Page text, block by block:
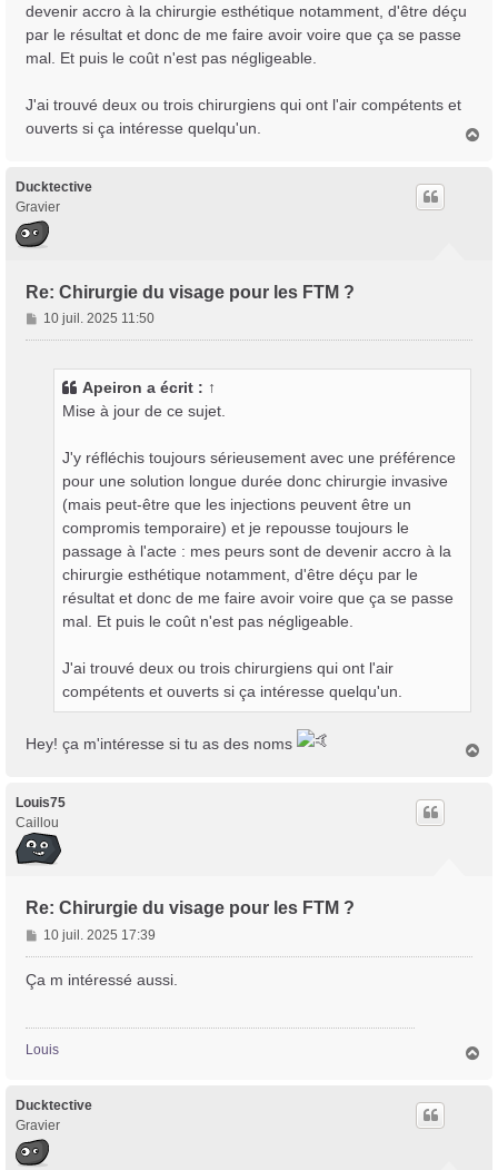
devenir accro à la chirurgie esthétique notamment, d'être déçu
par le résultat et donc de me faire avoir voire que ça se passe
mal. Et puis le coût n'est pas négligeable.
J'ai trouvé deux ou trois chirurgiens qui ont l'air compétents et
ouverts si ça intéresse quelqu'un.
Ducktective
Gravier
Re: Chirurgie du visage pour les FTM ?
M
e
10 juil. 2025 11:50
Apeiron a écrit : ↑
Mise à jour de ce sujet.
J'y réfléchis toujours sérieusement avec une préférence
pour une solution longue durée donc chirurgie invasive
(mais peut-être que les injections peuvent être un
compromis temporaire) et je repousse toujours le
passage à l'acte : mes peurs sont de devenir accro à la
chirurgie esthétique notamment, d'être déçu par le
résultat et donc de me faire avoir voire que ça se passe
mal. Et puis le coût n'est pas négligeable.
J'ai trouvé deux ou trois chirurgiens qui ont l'air
compétents et ouverts si ça intéresse quelqu'un.
Hey! ça m'intéresse si tu as des noms
Louis75
Caillou
Re: Chirurgie du visage pour les FTM ?
M
e
s
e
10 juil. 2025 17:39
Ça m intéressé aussi.
Louis
Ducktective
Gravier